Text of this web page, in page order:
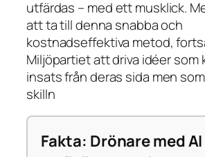
utfärdas – med ett musklick.
att ta till denna snabba och
kostnadseffektiva metod,
Miljöpartiet att driva idéer som
insats från deras sida men
skilln
Fakta: Drönare med